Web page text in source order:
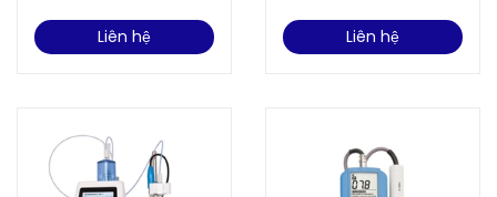
Liên hệ Liên hệ